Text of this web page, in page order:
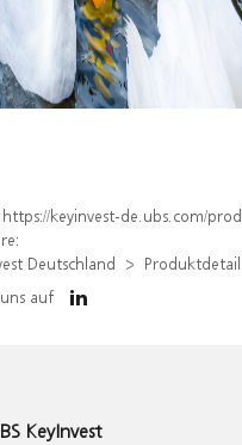
https://keyinvest-de.ubs.com/produkt/detail/index/isin/DE000WA5DZJ2
Deutschland
Produktdetail
auf
KeyInvest